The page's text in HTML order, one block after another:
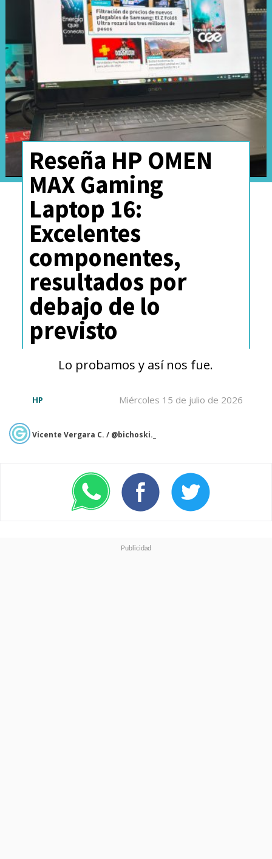
equivalente a un crack. En
otras palabras, la misma técnica
que miles de usuarios emplean
para evitar pagar una licencia.
Reseña HP OMEN
MAX Gaming
Laptop 16:
Excelentes
componentes,
resultados por
debajo de lo
previsto
Lo probamos y así nos fue.
Miércoles 15 de julio de 2026
HP
Vicente Vergara C. / @bichoski._